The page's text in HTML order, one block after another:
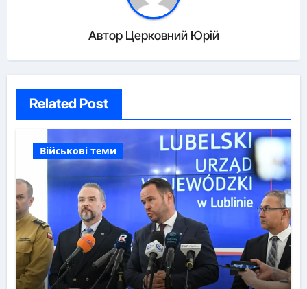
Автор Церковний Юрій
Related Post
Військові теми